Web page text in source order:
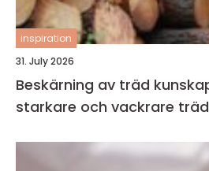
inspiration
31. July 2026
Beskärning av träd kunskap som ger
starkare och vackrare träd